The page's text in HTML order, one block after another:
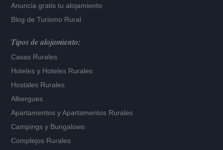
Anuncia gratis tu alojamiento
Blog de Turismo Rural
Tipos de alojamiento:
Casas Rurales
Hoteles y Hoteles Rurales
Hostales Rurales
Albergues
Apartamentos yApartamentos Rurales
Campings y Bungalows
Complejos Rurales